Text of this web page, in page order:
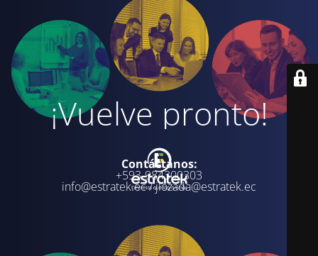
¡Vuelve pronto!
Contáctanos:
+593-984300303
info@estratek.ec / jlozada@estratek.ec